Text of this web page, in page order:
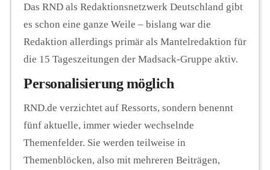
Das RND als Redaktionsnetzwerk Deutschland gibt
es schon eine ganze Weile – bislang war die
Redaktion allerdings primär als Mantelredaktion für
die 15 Tageszeitungen der Madsack-Gruppe aktiv.
Personalisierung möglich
RND.de verzichtet auf Ressorts, sondern benennt
fünf aktuelle, immer wieder wechselnde
Themenfelder. Sie werden teilweise in
Themenblöcken, also mit mehreren Beiträgen,